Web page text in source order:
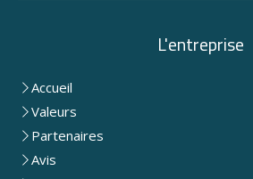
L'entreprise
Accueil
Valeurs
Partenaires
Avis